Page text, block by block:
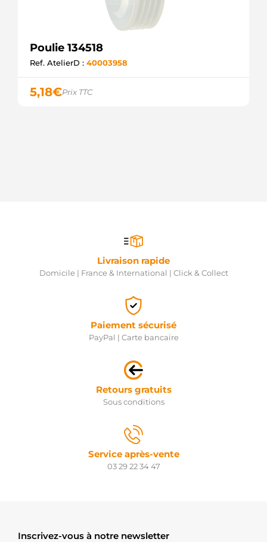
Poulie 134518
Ref. AtelierD : 40003958
5,18€Prix TTC
Livraison rapide
Domicile | France & International | Click & Collect
Paiement sécurisé
PayPal | Carte bancaire
Retours gratuits
Sous conditions
Service après-vente
03 29 22 34 47
Inscrivez-vous à notre newsletter